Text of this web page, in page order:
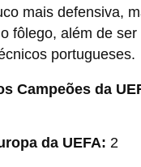
mais defensiva,
fôlego, além de
portugueses.
Campeões da
da UEFA: 2